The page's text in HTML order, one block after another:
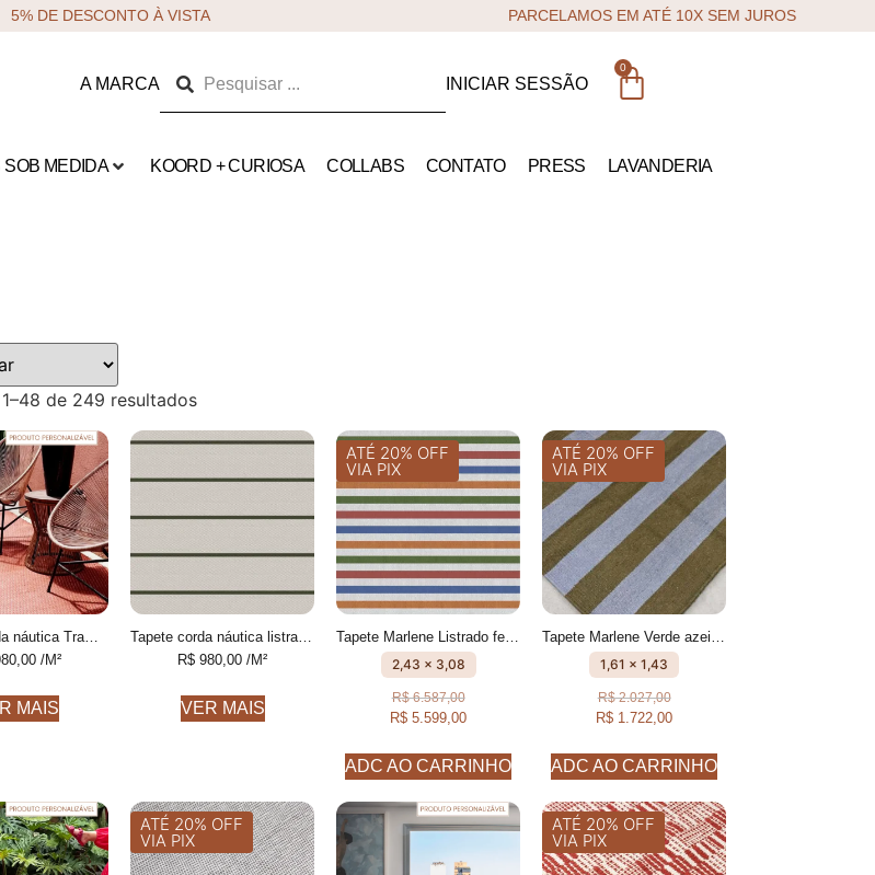
5% DE DESCONTO À VISTA PARCELAMOS EM ATÉ 10X SEM JUROS
A MARCA INICIAR SESSÃO
0
MEDIDA KOORD + CURIOSA COLLABS CONTATO PRESS LAVANDERIA
de 249 resultados
Tapete Corda náutica Trama Personalizável feito à mão
/M²
MAIS
Tapete corda náutica listrado Personalizável feito à mão
R$ 980,00 /M²
VER MAIS
ATÉ 20% OFF
VIA PIX
Tapete Marlene Listrado feito à mão, 100% algodão reciclado
2,43 x 3,08
R$6.587,00
R$ 5.599,00
ADC AO CARRINHO
ATÉ 20% OFF
VIA PIX
Tapete Marlene Verde azeitona e Azul Celeste Listrado feito à mão, 100% algodão reciclado
1,61 x 1,43
R$2.027,00
R$ 1.722,00
ADC AO CARRINHO
ATÉ 20% OFF
VIA PIX
ATÉ 20% OFF
VIA PIX